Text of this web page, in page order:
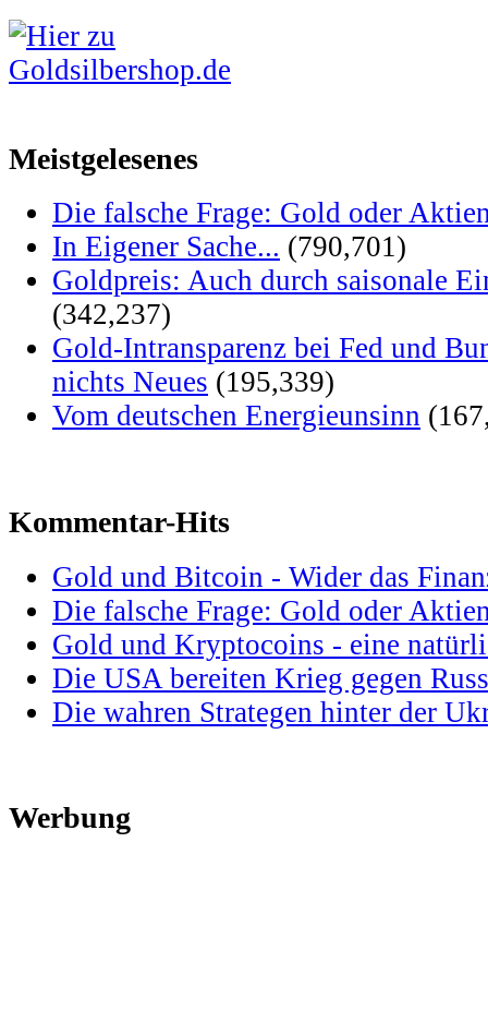
Meistgelesenes
Die falsche Frage: Gold oder
In Eigener Sache... (790,701)
Goldpreis: Auch durch saisonale
(342,237)
Gold-Intransparenz bei Fed und
nichts Neues (195,339)
Vom deutschen Energieunsinn
Kommentar-Hits
Gold und Bitcoin - Wider das
Die falsche Frage: Gold oder
Gold und Kryptocoins - eine
Die USA bereiten Krieg gegen
Die wahren Strategen hinter der
Werbung